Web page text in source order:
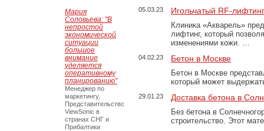
05.03.23 Игольчатый RF-
Клиника «Акварель»
лифтинг, который
изменениями кожи. …
04.02.23 Бетон в Москве
Бетон в Москве
который может
29.01.23 Доставка бетона в
Без бетона в
строительство. Этот
Мария
Соловьева: "В
непростой
экономической
ситуации
большое
внимание
уделяется
оперативному
планированию"
Менеджер по
маркетингу,
Представительство
ViewSonic в
странах СНГ и
Прибалтики